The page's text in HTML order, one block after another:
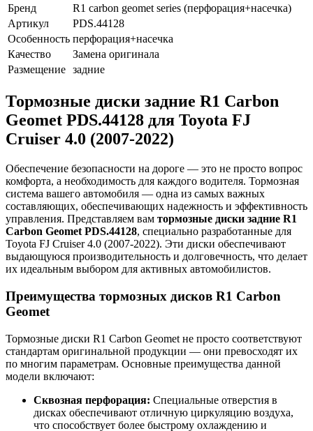
Бренд
R1 carbon geomet series (перфорация+насечка)
Артикул
PDS.44128
Особенность перфорация+насечка
Качество
Замена оригинала
Размещение задние
Тормозные диски задние R1 Carbon
Geomet PDS.44128 для Toyota FJ
Cruiser 4.0 (2007-2022)
Обеспечение безопасности на дороге — это не просто вопрос
комфорта, а необходимость для каждого водителя. Тормозная
система вашего автомобиля — одна из самых важных
составляющих, обеспечивающих надежность и эффективность
управления. Представляем вам тормозные диски задние R1
Carbon Geomet PDS.44128, специально разработанные для
Toyota FJ Cruiser 4.0 (2007-2022). Эти диски обеспечивают
выдающуюся производительность и долговечность, что делает
их идеальным выбором для активных автомобилистов.
Преимущества тормозных дисков R1 Carbon
Geomet
Тормозные диски R1 Carbon Geomet не просто соответствуют
стандартам оригинальной продукции — они превосходят их
по многим параметрам. Основные преимущества данной
модели включают:
Сквозная перфорация: Специальные отверстия в
дисках обеспечивают отличную циркуляцию воздуха,
что способствует более быстрому охлаждению и